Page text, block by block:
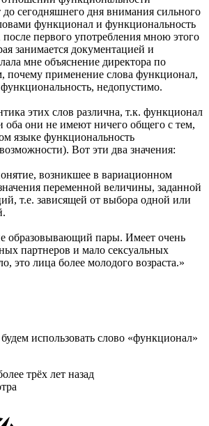
сегодняшнего дня внимания сильного
функционал и функциональность
первого употребления мною этого
занимается документацией и
мне объяснение директора по
почему применение слова функционал,
недопустимо.
этих слов различна, т.к. функционал
оба они не имеют ничего общего с тем,
языке функциональность
Вот эти два значения:
возникшее в вариационном
переменной величины, заданной
т.е. зависящей от выбора одной или
образовывающий пары. Имеет очень
партнеров и мало сексуальных
это лица более молодого возраста.»
использовать слово «функционал»
трёх лет назад